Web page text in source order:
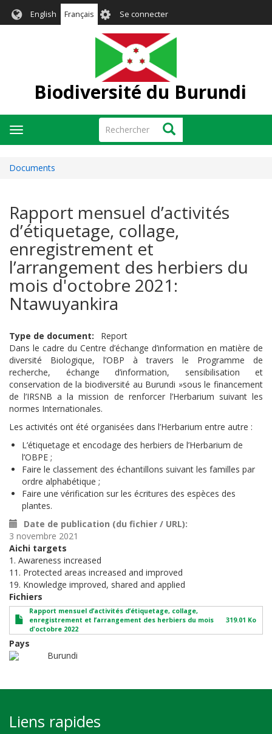
English Français User
account
menu
Se connecter
Biodiversité du Burundi
Rechercher Rechercher
Toggle
navigation
Documents
Rapport mensuel d’activités
d’étiquetage, collage,
enregistrement et
l’arrangement des herbiers du
mois d'octobre 2021:
Ntawuyankira
Type de document
Report
Dans le cadre du Centre d’échange d’information en matière de
diversité Biologique, l’OBP à travers le Programme de
recherche, échange d’information, sensibilisation et
conservation de la biodiversité au Burundi »sous le financement
de l’IRSNB a la mission de renforcer l’Herbarium suivant les
normes Internationales.
Les activités ont été organisées dans l’Herbarium entre autre :
L’étiquetage et encodage des herbiers de l’Herbarium de
l’OBPE ;
Faire le classement des échantillons suivant les familles par
ordre alphabétique ;
Faire une vérification sur les écritures des espèces des
plantes.
Date de publication (du fichier / URL)
3 novembre 2021
Aichi targets
1. Awareness increased
11. Protected areas increased and improved
19. Knowledge improved, shared and applied
Fichiers
Rapport mensuel d’activités d’étiquetage, collage,
enregistrement et l’arrangement des herbiers du mois
d'octobre 2022
319.01 Ko
Pays
Burundi
Liens rapides